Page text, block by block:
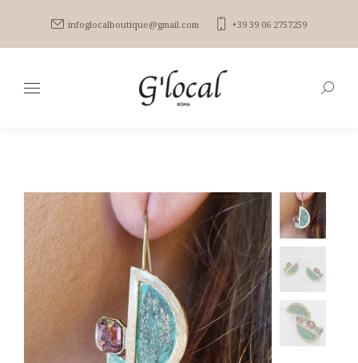
infoglocalboutique@gmail.com +39 39 06 2757259